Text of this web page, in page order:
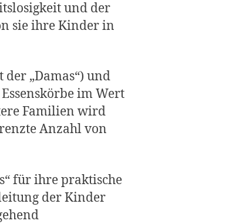
und der
sie ihre Kinder in
„Damas“) und
im Wert
Familien wird
Anzahl von
für ihre praktische
der Kinder